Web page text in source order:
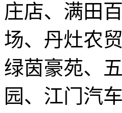
庄店、满田
场、丹灶农
绿茵豪苑、
园、江门汽